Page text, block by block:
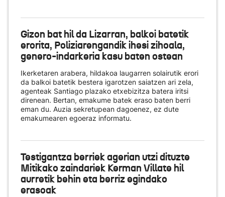
Gizon bat hil da Lizarran, balkoi batetik
erorita, Poliziarengandik ihesi zihoala,
genero-indarkeria kasu baten ostean
Ikerketaren arabera, hildakoa laugarren solairutik erori
da balkoi batetik bestera igarotzen saiatzen ari zela,
agenteak Santiago plazako etxebizitza batera iritsi
direnean. Bertan, emakume batek eraso baten berri
eman du. Auzia sekretupean dagoenez, ez dute
emakumearen egoeraz informatu.
Testigantza berriek agerian utzi dituzte
Mitikako zaindariek Kerman Villate hil
aurretik behin eta berriz egindako
erasoak